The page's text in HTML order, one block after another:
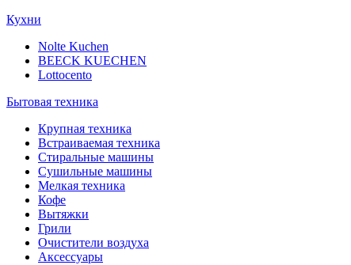
Кухни
Nolte Kuchen
BEECK KUECHEN
Lottocento
Бытовая техника
Крупная техника
Встраиваемая техника
Стиральные машины
Сушильные машины
Мелкая техника
Кофе
Вытяжки
Грили
Очистители воздуха
Аксессуары